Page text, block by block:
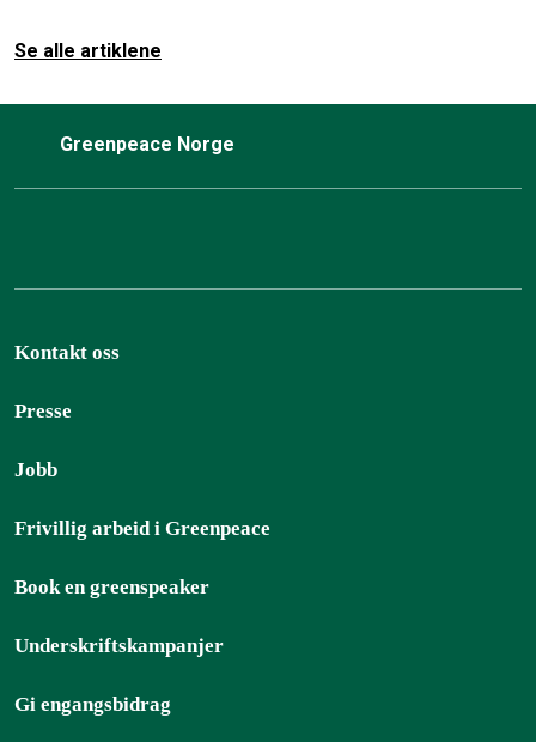
Se alle artiklene
Greenpeace Norge
Kontakt oss
Presse
Jobb
Frivillig arbeid i Greenpeace
Book en greenspeaker
Underskriftskampanjer
Gi engangsbidrag